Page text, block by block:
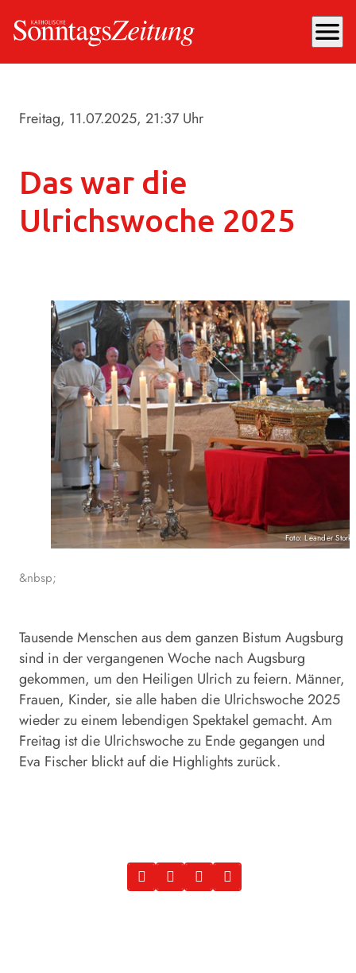
menu
Freitag, 11.07.2025, 21:37 Uhr
Das war die
Ulrichswoche 2025
Foto: Leander
&nbsp;
Tausende Menschen aus dem ganzen Bistum Augsburg
sind in der vergangenen Woche nach Augsburg
gekommen, um den Heiligen Ulrich zu feiern. Männer,
Frauen, Kinder, sie alle haben die Ulrichswoche 2025
wieder zu einem lebendigen Spektakel gemacht. Am
Freitag ist die Ulrichswoche zu Ende gegangen und
Eva Fischer blickt auf die Highlights zurück.